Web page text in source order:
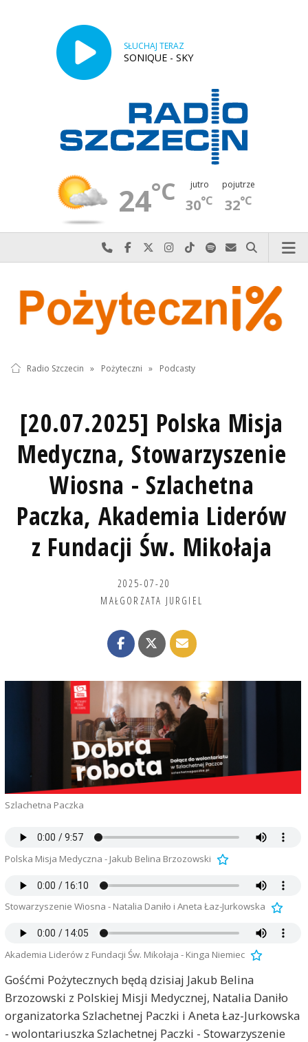
SŁUCHAJ TERAZ
SONIQUE - SKY
24°C jutro
30°C
pojutrze
32°C
Najlepiej po prostu do nas zadzwoń
Odwiedź nas na Facebook-u
Odwiedź nas na X
Odwiedź nas na Instagram-ie
Odwiedź nas na TikTok-u
Szukaj nas na Spotify
Wyślij do nas
Szukaj
Radio Szczecin » Pożyteczni » Podcasty
[20.07.2025] Polska Misja
Medyczna, Stowarzyszenie
Wiosna - Szlachetna
Paczka, Akademia Liderów
z Fundacji Św. Mikołaja
2025-07-20
MAŁGORZATA JURGIEL
Szlachetna Paczka
Polska Misja Medyczna - Jakub Belina Brzozowski
Stowarzyszenie Wiosna - Natalia Daniło i Aneta Łaz-Jurkowska
Akademia Liderów z Fundacji Św. Mikołaja - Kinga Niemiec
Gośćmi Pożytecznych będą dzisiaj Jakub Belina
Brzozowski z Polskiej Misji Medycznej, Natalia Daniło
organizatorka Szlachetnej Paczki i Aneta Łaz-Jurkowska
- wolontariuszka Szlachetnej Paczki - Stowarzyszenie